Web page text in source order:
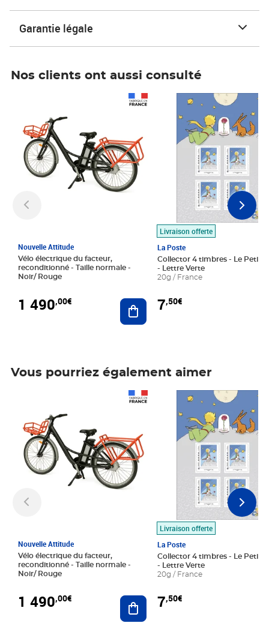
Garantie légale
Nos clients ont aussi consulté
Nouvelle Attitude
Vélo électrique du facteur,
reconditionné - Taille normale -
Noir/ Rouge
1 490,00€ Ajouter au panier
Livraison offerte
La Poste
Collector 4 timbres - Le Petit
- Lettre Verte
20g / France
7,50€
Prix 7,50€
Vous pourriez également aimer
Nouvelle Attitude
Vélo électrique du facteur,
reconditionné - Taille normale -
Noir/ Rouge
1 490,00€ Ajouter au panier
Livraison offerte
La Poste
Collector 4 timbres - Le Petit
- Lettre Verte
20g / France
7,50€
Prix 7,50€